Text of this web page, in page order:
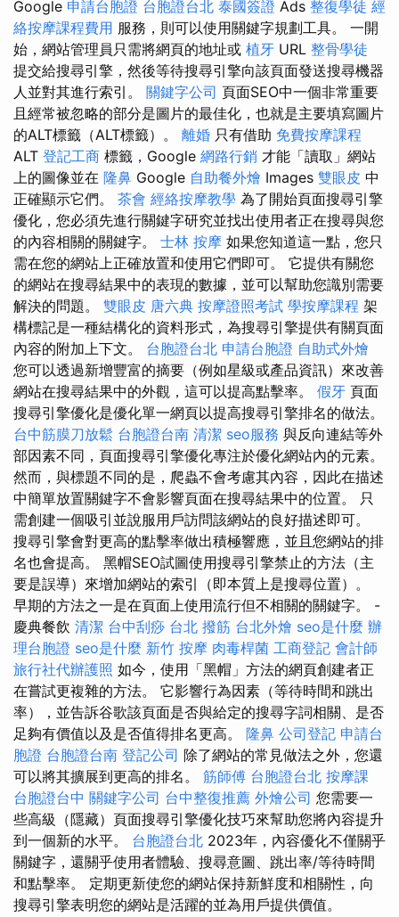
Google 申請台胞證 台胞證台北 泰國簽證 Ads 整復學徒 經
絡按摩課程費用 服務，則可以使用關鍵字規劃工具。 一開
始，網站管理員只需將網頁的地址或 植牙 URL 整骨學徒
提交給搜尋引擎，然後等待搜尋引擎向該頁面發送搜尋機器
人並對其進行索引。 關鍵字公司 頁面SEO中一個非常重要
且經常被忽略的部分是圖片的最佳化，也就是主要填寫圖片
的ALT標籤（ALT標籤）。 離婚 只有借助 免費按摩課程
ALT 登記工商 標籤，Google 網路行銷 才能「讀取」網站
上的圖像並在 隆鼻 Google 自助餐外燴 Images 雙眼皮 中
正確顯示它們。 茶會 經絡按摩教學 為了開始頁面搜尋引擎
優化，您必須先進行關鍵字研究並找出使用者正在搜尋與您
的內容相關的關鍵字。 士林 按摩 如果您知道這一點，您只
需在您的網站上正確放置和使用它們即可。 它提供有關您
的網站在搜尋結果中的表現的數據，並可以幫助您識別需要
解決的問題。 雙眼皮 唐六典 按摩證照考試 學按摩課程 架
構標記是一種結構化的資料形式，為搜尋引擎提供有關頁面
內容的附加上下文。 台胞證台北 申請台胞證 自助式外燴
您可以透過新增豐富的摘要（例如星級或產品資訊）來改善
網站在搜尋結果中的外觀，這可以提高點擊率。 假牙 頁面
搜尋引擎優化是優化單一網頁以提高搜尋引擎排名的做法。
台中筋膜刀放鬆 台胞證台南 清潔 seo服務 與反向連結等外
部因素不同，頁面搜尋引擎優化專注於優化網站內的元素。
然而，與標題不同的是，爬蟲不會考慮其內容，因此在描述
中簡單放置關鍵字不會影響頁面在搜尋結果中的位置。 只
需創建一個吸引並說服用戶訪問該網站的良好描述即可。
搜尋引擎會對更高的點擊率做出積極響應，並且您網站的排
名也會提高。 黑帽SEO試圖使用搜尋引擎禁止的方法（主
要是誤導）來增加網站的索引（即本質上是搜尋位置）。
早期的方法之一是在頁面上使用流行但不相關的關鍵字。 -
慶典餐飲 清潔 台中刮痧 台北 撥筋 台北外燴 seo是什麼 辦
理台胞證 seo是什麼 新竹 按摩 肉毒桿菌 工商登記 會計師
旅行社代辦護照 如今，使用「黑帽」方法的網頁創建者正
在嘗試更複雜的方法。 它影響行為因素（等待時間和跳出
率），並告訴谷歌該頁面是否與給定的搜尋字詞相關、是否
足夠有價值以及是否值得排名更高。 隆鼻 公司登記 申請台
胞證 台胞證台南 登記公司 除了網站的常見做法之外，您還
可以將其擴展到更高的排名。 筋師傅 台胞證台北 按摩課
台胞證台中 關鍵字公司 台中整復推薦 外燴公司 您需要一
些高級（隱藏）頁面搜尋引擎優化技巧來幫助您將內容提升
到一個新的水平。 台胞證台北 2023年，內容優化不僅關乎
關鍵字，還關乎使用者體驗、搜尋意圖、跳出率/等待時間
和點擊率。 定期更新使您的網站保持新鮮度和相關性，向
搜尋引擎表明您的網站是活躍的並為用戶提供價值。